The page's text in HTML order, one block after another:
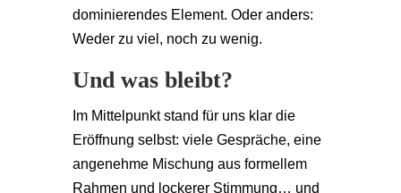
dominierendes Element. Oder anders:
Weder zu viel, noch zu wenig.
Und was bleibt?
Im Mittelpunkt stand für uns klar die
Eröffnung selbst: viele Gespräche, eine
angenehme Mischung aus formellem
Rahmen und lockerer Stimmung… und